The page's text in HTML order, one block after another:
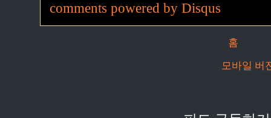
comments powered by Disqus
홈
모바일 버